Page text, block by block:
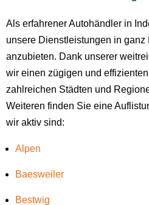
Als erfahrener Autohändler in
unsere Dienstleistungen in ganz
anzubieten. Dank unserer
wir einen zügigen und
zahlreichen Städten und
Weiteren finden Sie eine
wir aktiv sind:
Alpen
Baesweiler
Bestwig